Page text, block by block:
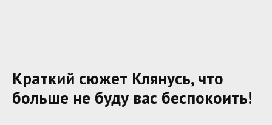
Краткий сюжет Клянусь, что
больше не буду вас беспокоить!